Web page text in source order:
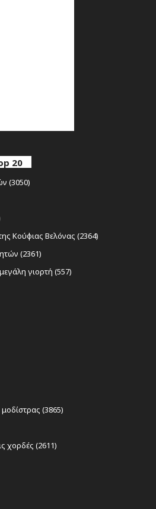
20
(3050)
Κούφιας Βελόνας (2364)
(2361)
γιορτή (557)
(3865)
χορδές (2611)